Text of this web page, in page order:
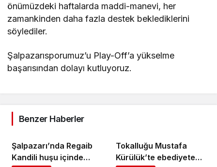
önümüzdeki haftalarda maddi-manevi, her
zamankinden daha fazla destek beklediklerini
söylediler.
Şalpazarısporumuz’u Play-Off’a yükselme
başarısından dolayı kutluyoruz.
Benzer Haberler
Şalpazarı’nda Regaib
Kandili huşu içinde
Tokalluğu Mustafa
Kürülük’te ebediyete